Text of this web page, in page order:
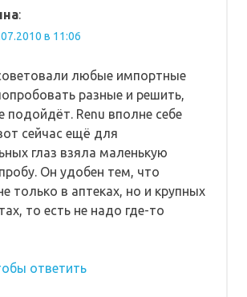
:
в 11:06
любые импортные
разные и решить,
подойдёт. Renu вполне себе
сейчас ещё для
глаз взяла маленькую
Он удобен тем, что
только в аптеках, но и крупных
то есть не надо где-то
ответить